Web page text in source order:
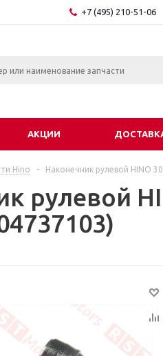
+7 (495) 210-51-06
АКЦИИ
Hino - Наконечник рулевой HINO
рулевой